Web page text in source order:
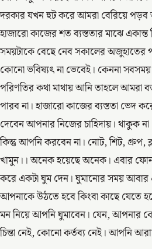
দরকার যখন হুট করে আমরা বেরিয়ে পড়ব
হাজারো কাজের শত ব্যস্ততার মাঝে
সময়টাকে বেছে নেব সকালের অজুহাতের
কোনো ভবিষ্যৎ না ভেবেই। কেননা
পরিণতির কথা মাথায় আনি তাহলে আমরা
পারব না। হাজারো কাজের ব্যস্ততা ভেদ
দেবেন আপনার নিজের চাহিদায়। থাকুক
কিন্তু আপনি করবেন না। নোট, শিট, গ্রুপ,
খামুন।। অনেক হয়েছে অনেক। এবার
করে একটা ঘুম দেন। ঘুমানোর সময় আবার
আপনাকে উঠতে হবে কিংবা কাছে যেতে
মন নিয়ে আপনি ঘুমাবেন। যেন, আপনার
চিন্তা নেই, কোনো কর্তব্য নেই। আপনি